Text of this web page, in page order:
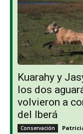
Kuarahy y
los dos
volvieron a
del Iberá
Conservación